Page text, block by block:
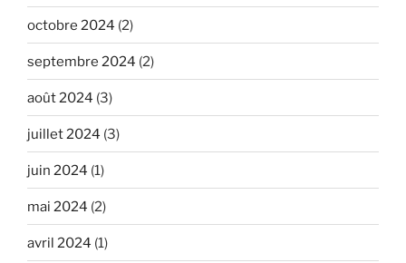
octobre 2024 (2)
septembre 2024 (2)
août 2024 (3)
juillet 2024 (3)
juin 2024 (1)
mai 2024 (2)
avril 2024 (1)